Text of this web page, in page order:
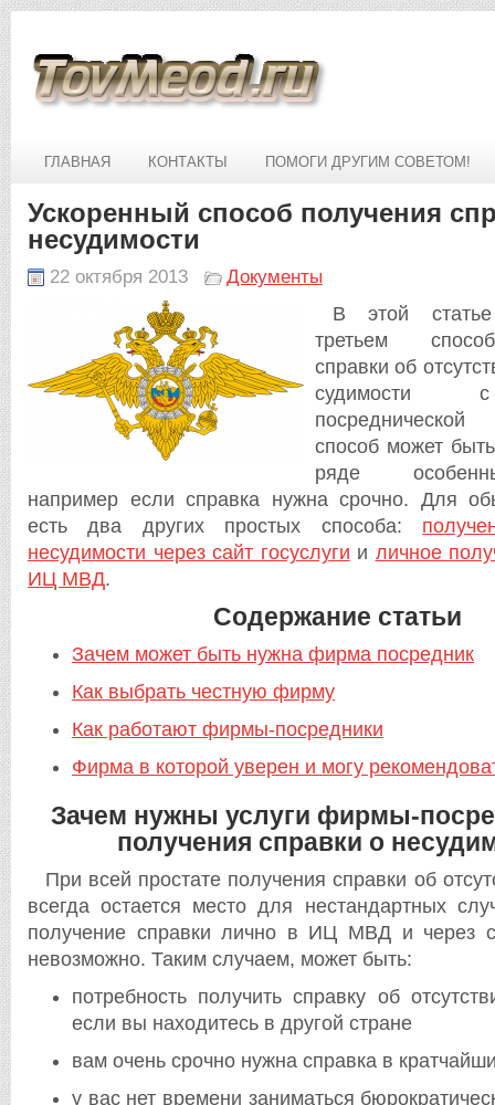
ГЛАВНАЯ КОНТАКТЫ ПОМОГИ ДРУГИМ СОВЕТОМ!
Ускоренный способ получения
несудимости
22 октября 2013 Документы
В этой
третьем
справки об
судимости
способ может
ряде
например если справка нужна срочно. Для
есть два других простых способа:
несудимости через сайт госуслуги и личное
ИЦ МВД.
Содержание статьи
Зачем может быть нужна фирма посредник
Как выбрать честную фирму
Как работают фирмы-посредники
Фирма в которой уверен и могу
Зачем нужны услуги фирмы-
получения справки о
При всей простате получения справки об
всегда остается место для нестандартных
получение справки лично в ИЦ МВД и через
невозможно. Таким случаем, может быть:
потребность получить справку об
если вы находитесь в другой стране
вам очень срочно нужна справка в
у вас нет времени заниматься